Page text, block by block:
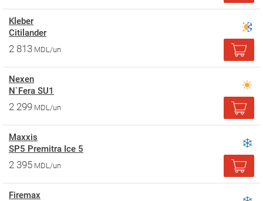
Kleber
Citilander
2 813 MDL/un
Nexen
N`Fera SU1
2 299 MDL/un
Maxxis
SP5 Premitra Ice 5
2 395 MDL/un
Firemax